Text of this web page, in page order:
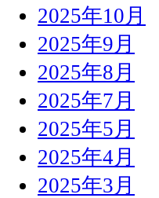
2025年10月
2025年9月
2025年8月
2025年7月
2025年5月
2025年4月
2025年3月